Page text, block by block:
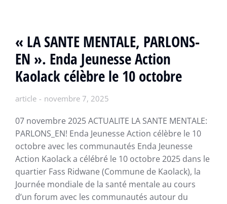
« LA SANTE MENTALE, PARLONS-
EN ». Enda Jeunesse Action
Kaolack célèbre le 10 octobre
article novembre 7, 2025
07 novembre 2025 ACTUALITE LA SANTE MENTALE:
PARLONS_EN! Enda Jeunesse Action célèbre le 10
octobre avec les communautés Enda Jeunesse
Action Kaolack a célébré le 10 octobre 2025 dans le
quartier Fass Ridwane (Commune de Kaolack), la
Journée mondiale de la santé mentale au cours
d’un forum avec les communautés autour du